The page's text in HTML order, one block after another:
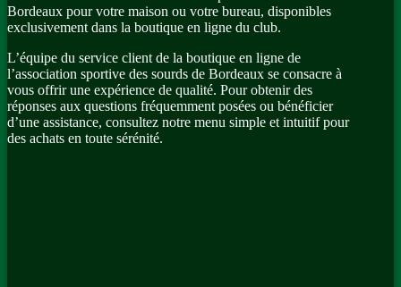
Bordeaux pour votre maison ou votre bureau, disponibles
exclusivement dans la boutique en ligne du club.
L’équipe du service client de la boutique en ligne de
l’association sportive des sourds de Bordeaux se consacre à
vous offrir une expérience de qualité. Pour obtenir des
réponses aux questions fréquemment posées ou bénéficier
d’une assistance, consultez notre menu simple et intuitif pour
des achats en toute sérénité.